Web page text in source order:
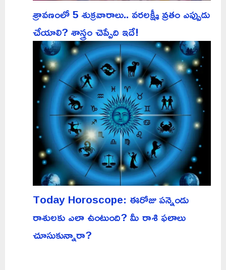
శ్రావణంలో 5 శుక్రవారాలు.. వరలక్ష్మీ వ్రతం ఎప్పుడు
చేయాలి? శాస్త్రం చెప్పేది ఇదే!
Today Horoscope: ఈరోజు పన్నెండు
రాశులకు ఎలా ఉంటుంది? మీ రాశి ఫలాలు
చూసుకున్నారా?